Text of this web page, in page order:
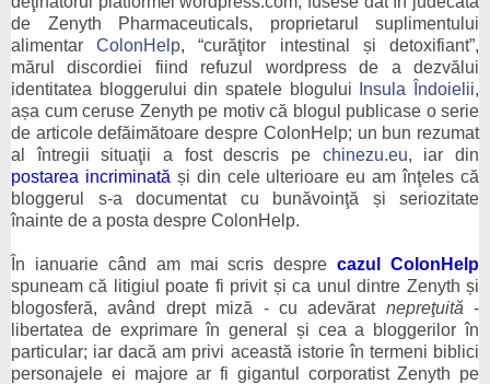
de Zenyth Pharmaceuticals, proprietarul suplimentului
alimentarColonHelp, “curăţitor intestinal și detoxifiant”,
mărul discordiei fiind refuzul wordpress de a dezvălui
identitatea bloggerului din spatele blogului
Insula Îndoielii,
așa cum ceruse Zenyth pe motiv că blogul publicase o serie
de articole defăimătoare despre ColonHelp; un bun rezumat
al întregii situaţii a fost descris pe
chinezu.eu, iar din
postarea incriminată și din cele ulterioare eu am înţeles că
bloggerul s-a documentat cu bunăvoinţă și seriozitate
înainte de a posta despre ColonHelp.
În ianuarie când am mai scris desprecazul ColonHelp
spuneam că litigiul poate fi privit și ca unul dintre Zenyth și
blogosferă, având drept miză - cu adevărat nepreţuită -
libertatea de exprimare în general și cea a bloggerilor în
particular; iar dacă am privi această istorie în termeni biblici
personajele ei majore ar fi gigantul corporatist Zenyth pe